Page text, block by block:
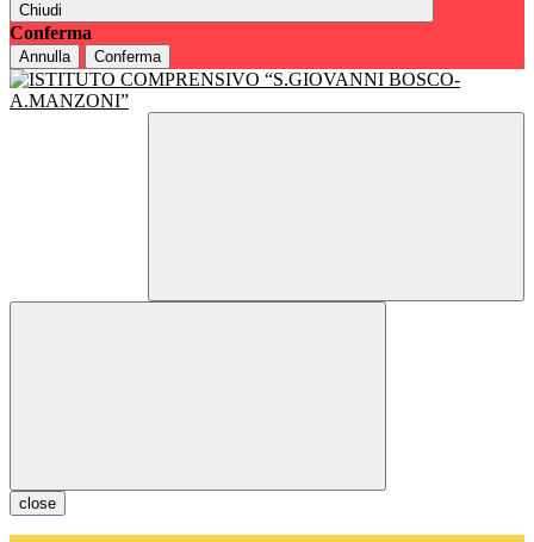
Chiudi
Conferma
Annulla Conferma
close